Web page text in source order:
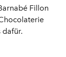
Fillon
dafür.